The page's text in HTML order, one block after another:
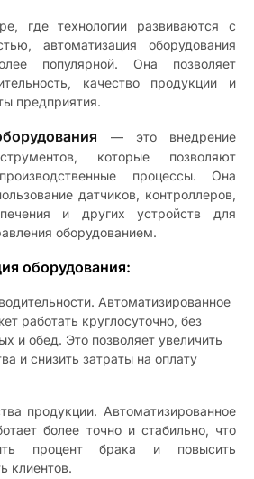
где технологии развиваются с
автоматизация оборудования
популярной. Она позволяет
качество продукции и
предприятия.
— это внедрение
которые позволяют
процессы. Она
датчиков, контроллеров,
и других устройств для
оборудованием.
оборудования:
Автоматизированное
работать круглосуточно, без
и обед. Это позволяет увеличить
и снизить затраты на оплату
продукции. Автоматизированное
более точно и стабильно, что
процент брака и повысить
клиентов.